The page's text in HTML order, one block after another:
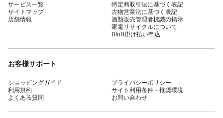
サービス一覧
サイトマップ
店舗情報
特定商取引法に基づく表記
古物営業法に基づく表記
酒類販売管理者標識の掲示
家電リサイクルについて
BtoB掛け払い申込
お客様サポート
ショッピングガイド
利用規約
よくある質問
プライバシーポリシー
サイト利用条件・推奨環境
お問い合わせ